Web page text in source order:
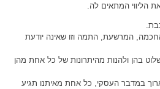
הליווי המתאים לה.
המרשעת, התמה וזו שאינה יודעת
בהן ולהנות מהיתרונות של כל אחת מהן
במדבר העסקי, כל אחת מאיתנו תגיע